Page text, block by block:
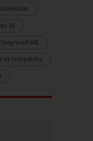
Estadísticas
GE
CongresoPDGE
de la república